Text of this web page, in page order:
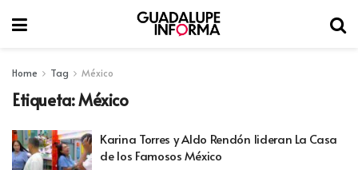
Home Tag México
Etiqueta:México
Karina Torres y Aldo Rendón lideran La Casa
de los Famosos México